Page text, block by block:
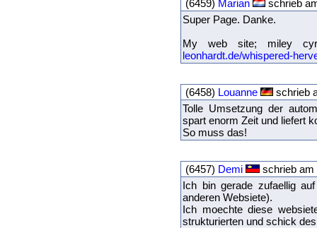
(6459) Marian
schrieb
Super Page. Danke.
My web site; miley
leonhardt.de/whispered-
(6458) Louanne
schrieb
Tolle Umsetzung der
spart enorm Zeit und liefert
So muss das!
(6457) Demi
schrieb
Ich bin gerade zufaellig
anderen Websiete).
Ich moechte diese
strukturierten und schick